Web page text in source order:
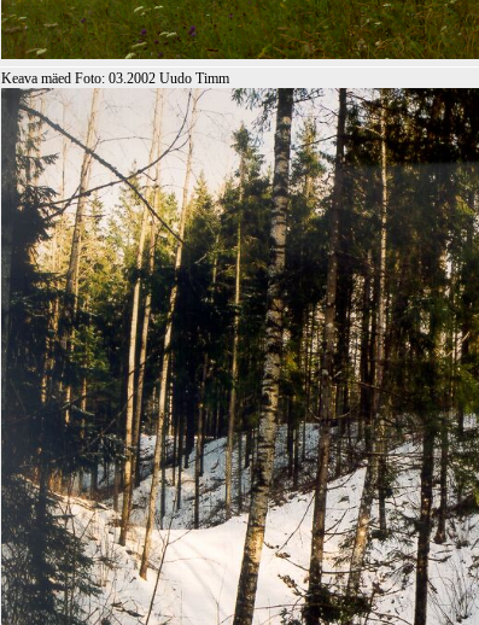
Keava mäed Foto: 03.2002 Uudo Timm